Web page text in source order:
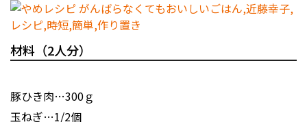
材料（2人分）
豚ひき肉…300ｇ
玉ねぎ…1/2個